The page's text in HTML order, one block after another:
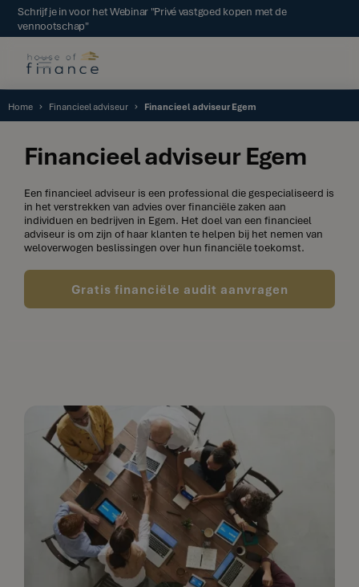
Schrijf je in voor het Webinar "Privé vastgoed kopen met de
vennootschap"
Home Financieel adviseur Financieel adviseur Egem
Financieel adviseur Egem
Een financieel adviseur is een professional die gespecialiseerd is
in het verstrekken van advies over financiële zaken aan
individuen en bedrijven in Egem. Het doel van een financieel
adviseur is om zijn of haar klanten te helpen bij het nemen van
weloverwogen beslissingen over hun financiële toekomst.
Gratis financiële audit aanvragen